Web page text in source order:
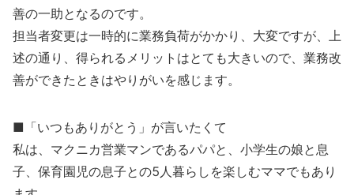
善の一助となるのです。
担当者変更は一時的に業務負荷がかかり、大変ですが、上
述の通り、得られるメリットはとても大きいので、業務改
善ができたときはやりがいを感じます。
■「いつもありがとう」が言いたくて
私は、マクニカ営業マンであるパパと、小学生の娘と息
子、保育園児の息子との5人暮らしを楽しむママでもあり